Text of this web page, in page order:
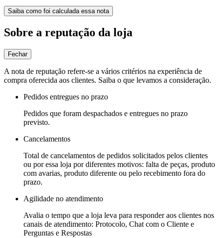
Saiba como foi calculada essa nota
Sobre a reputação da loja
Fechar
A nota de reputação refere-se a vários critérios na experiência de
compra oferecida aos clientes. Saiba o que levamos a consideração.
Pedidos entregues no prazo
Pedidos que foram despachados e entregues no prazo
previsto.
Cancelamentos
Total de cancelamentos de pedidos solicitados pelos clientes
ou por essa loja por diferentes motivos: falta de peças, produto
com avarias, produto diferente ou pelo recebimento fora do
prazo.
Agilidade no atendimento
Avalia o tempo que a loja leva para responder aos clientes nos
canais de atendimento: Protocolo, Chat com o Cliente e
Perguntas e Respostas